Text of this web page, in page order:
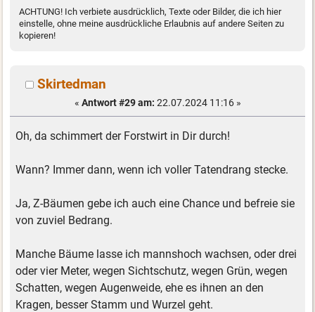
ACHTUNG! Ich verbiete ausdrücklich, Texte oder Bilder, die ich hier
einstelle, ohne meine ausdrückliche Erlaubnis auf andere Seiten zu
kopieren!
Skirtedman
« Antwort #29 am: 22.07.2024 11:16 »
Oh, da schimmert der Forstwirt in Dir durch!
Wann? Immer dann, wenn ich voller Tatendrang stecke.
Ja, Z-Bäumen gebe ich auch eine Chance und befreie sie
von zuviel Bedrang.
Manche Bäume lasse ich mannshoch wachsen, oder drei
oder vier Meter, wegen Sichtschutz, wegen Grün, wegen
Schatten, wegen Augenweide, ehe es ihnen an den
Kragen, besser Stamm und Wurzel geht.